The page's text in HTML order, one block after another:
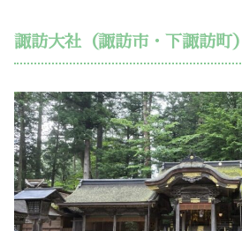
諏訪大社（諏訪市・下諏訪町）